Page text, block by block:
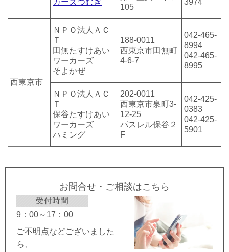
カーズつむぎ
105
3974
西東京市
ＮＰＯ法人ＡＣ
Ｔ
田無たすけあい
ワーカーズ
そよかぜ
188-0011
西東京市田無町
4-6-7
042-465-
8994
042-465-
8995
ＮＰＯ法人ＡＣ
Ｔ
保谷たすけあい
ワーカーズ
ハミング
202-0011
西東京市泉町3-
12-25
パスレル保谷２
F
042-425-
0383
042-425-
5901
お問合せ・ご相談はこちら
受付時間
9：00～17：00
ご不明点などございました
ら、